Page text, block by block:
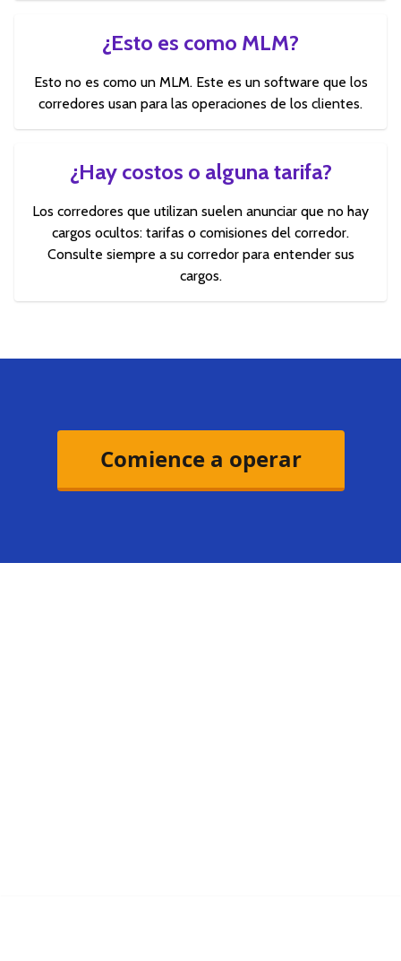
¿Esto es como MLM?
Esto no es como un MLM. Este es un software que los
corredores usan para las operaciones de los clientes.
¿Hay costos o alguna tarifa?
Los corredores que utilizan suelen anunciar que no hay
cargos ocultos: tarifas o comisiones del corredor.
Consulte siempre a su corredor para entender sus
cargos.
Comience a operar